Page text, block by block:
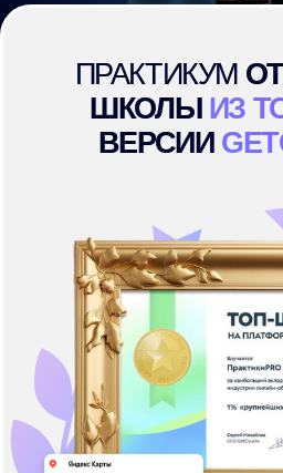
На рынке онлайн-
образования с 2011 года
О НАС ПИШУТ